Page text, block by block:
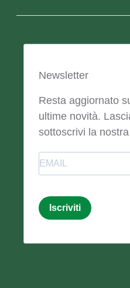
Newsletter
Resta aggiornato
ultime novità.
sottoscrivi la
Email
Iscriviti